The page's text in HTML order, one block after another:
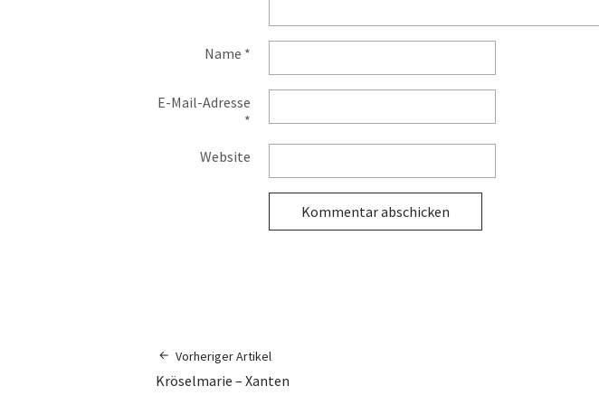
Name *
E-Mail-Adresse
*
Website
Vorheriger Artikel
Kröselmarie – Xanten